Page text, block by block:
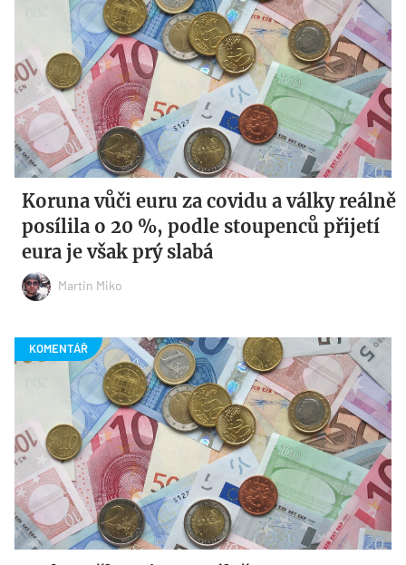
Koruna vůči euru za covidu a války reálně
posílila o 20 %, podle stoupenců přijetí
eura je však prý slabá
Martin Miko